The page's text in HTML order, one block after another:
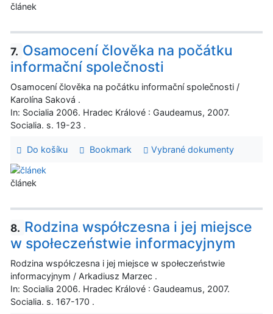
článek
7. Osamocení člověka na počátku
informační společnosti
Osamocení člověka na počátku informační společnosti /
Karolína Saková .
In: Socialia 2006. Hradec Králové : Gaudeamus, 2007.
Socialia. s. 19-23 .
Do košíku Bookmark Vybrané dokumenty
článek
8. Rodzina współczesna i jej miejsce
w społeczeństwie informacyjnym
Rodzina współczesna i jej miejsce w społeczeństwie
informacyjnym / Arkadiusz Marzec .
In: Socialia 2006. Hradec Králové : Gaudeamus, 2007.
Socialia. s. 167-170 .